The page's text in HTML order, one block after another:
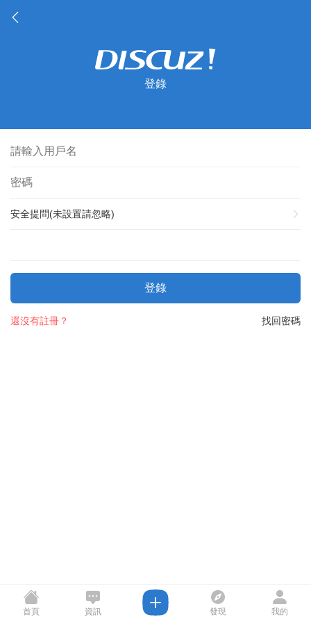
登錄
安全提問(未設置請忽略)
登錄
找回密碼
還沒有註冊？
首頁 資訊 發現 我的